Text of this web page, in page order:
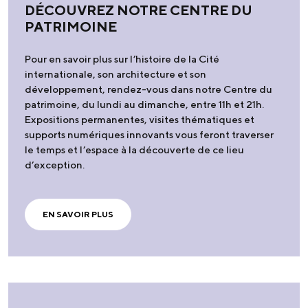
DÉCOUVREZ NOTRE CENTRE DU
PATRIMOINE
Pour en savoir plus sur l’histoire de la Cité
internationale, son architecture et son
développement, rendez-vous dans notre Centre du
patrimoine, du lundi au dimanche, entre 11h et 21h.
Expositions permanentes, visites thématiques et
supports numériques innovants vous feront traverser
le temps et l’espace à la découverte de ce lieu
d’exception.
EN SAVOIR PLUS